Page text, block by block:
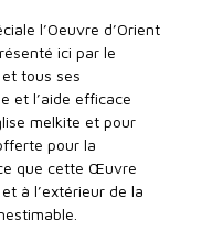
l’Oeuvre d’Orient
ici par le
tous ses
et l’aide efficace
melkite et pour
pour la
que cette Œuvre
à l’extérieur de la